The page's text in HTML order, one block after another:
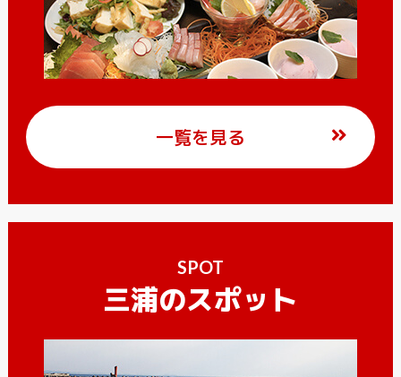
一覧を見る
SPOT
三浦のスポット